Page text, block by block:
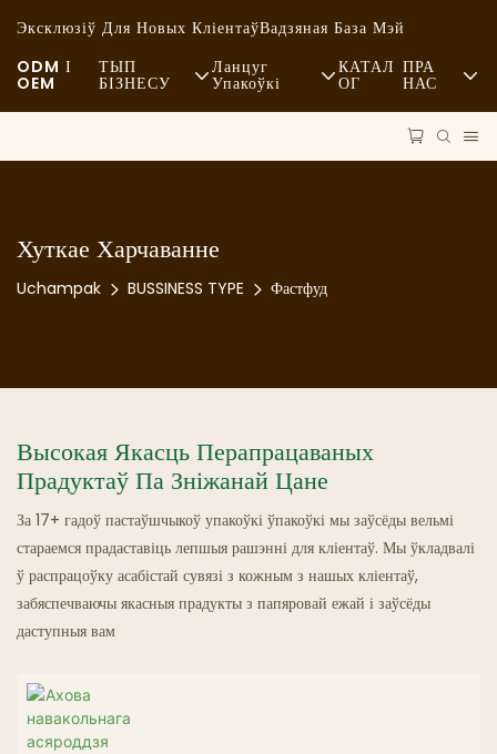
Эксклюзіў Для Новых КліентаўВадзяная База Мэй
ODM І
OEM
ТЫП
БІЗНЕСУ
Кафэ І Кавярні
Фургоны З Ежай
Тлустая Лыжка
Рэстараны-Прывіды
Ланцуг
Упакоўкі
Тэхналогіі
КАТАЛ
ОГ
ПРА
НАС
Навіны
Хуткае Харчаванне
Uchampak BUSSINESS TYPE Фастфуд
Высокая Якасць Перапрацаваных
Прадуктаў Па Зніжанай Цане
За 17+ гадоў пастаўшчыкоў упакоўкі ўпакоўкі мы заўсёды вельмі
стараемся прадаставіць лепшыя рашэнні для кліентаў. Мы ўкладвалі
ў распрацоўку асабістай сувязі з кожным з нашых кліентаў,
забяспечваючы якасныя прадукты з папяровай ежай і заўсёды
даступныя вам